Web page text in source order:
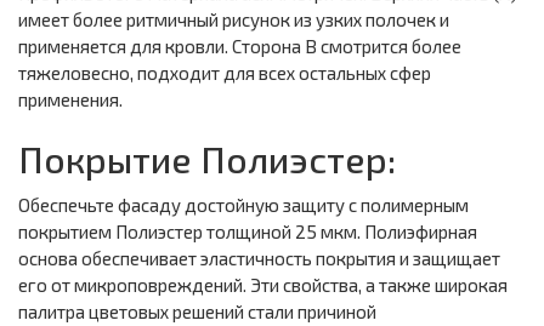
имеет более ритмичный рисунок из узких полочек и
применяется для кровли. Сторона В смотрится более
тяжеловесно, подходит для всех остальных сфер
применения.
Покрытие Полиэстер:
Обеспечьте фасаду достойную защиту с полимерным
покрытием Полиэстер толщиной 25 мкм. Полиэфирная
основа обеспечивает эластичность покрытия и защищает
его от микроповреждений. Эти свойства, а также широкая
палитра цветовых решений стали причиной